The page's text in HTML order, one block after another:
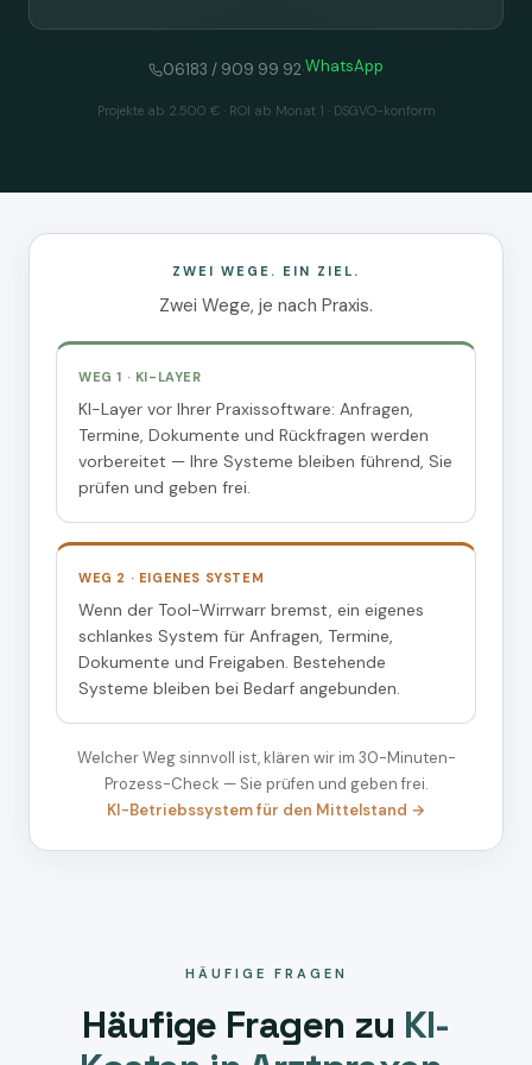
06183 / 909 99 92·WhatsApp
Projekte ab 2.500 € · ROI ab Monat 1 · DSGVO-konform
ZWEI WEGE. EIN ZIEL.
Zwei Wege, je nach Praxis.
WEG 1 · KI-LAYER
KI-Layer vor Ihrer Praxissoftware: Anfragen,
Termine, Dokumente und Rückfragen werden
vorbereitet — Ihre Systeme bleiben führend, Sie
prüfen und geben frei.
WEG 2 · EIGENES SYSTEM
Wenn der Tool-Wirrwarr bremst, ein eigenes
schlankes System für Anfragen, Termine,
Dokumente und Freigaben. Bestehende
Systeme bleiben bei Bedarf angebunden.
Welcher Weg sinnvoll ist, klären wir im 30-Minuten-
Prozess-Check — Sie prüfen und geben frei.
KI-Betriebssystem für den Mittelstand →
HÄUFIGE FRAGEN
Häufige Fragen zu KI-